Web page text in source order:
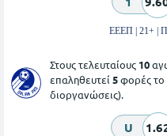
ΕΕΕΠ | 21+
Στους τελευταίους 10
επαληθευτεί 5φορές το
διοργανώσεις).
U